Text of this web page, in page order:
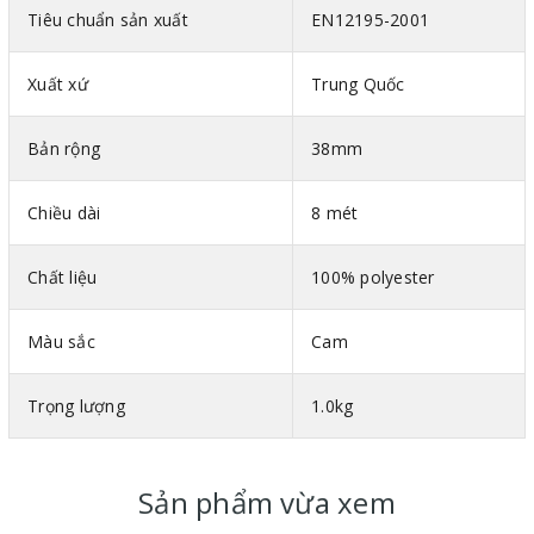
Hình ảnh tăng đơ vải chằng hàng bản 38mm
Ưu điểm khi sử dụng dây tăng đơ vải chằng
Dễ dàng điều chỉnh chiều dài theo ý muốn với khóa cài linh hoạt.
Tiêu chuẩn sản xuất EN12195-2001
Xuất xứ Trung Quốc
Bản rộng 38mm
Chiều dài 8 mét
Chất liệu 100% polyester
Màu sắc Cam
Trọng lượng 1.0kg
Sản phẩm vừa xem